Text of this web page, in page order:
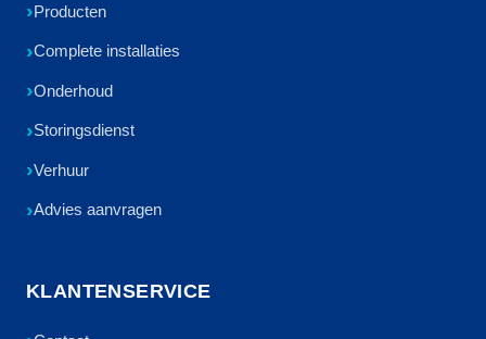
Producten
Complete installaties
Onderhoud
Storingsdienst
Verhuur
Advies aanvragen
KLANTENSERVICE